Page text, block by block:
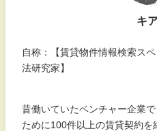
キ
自称：【賃貸物件情報検索ス
法研究家】
昔働いていたベンチャー企業
ために100件以上の賃貸契約